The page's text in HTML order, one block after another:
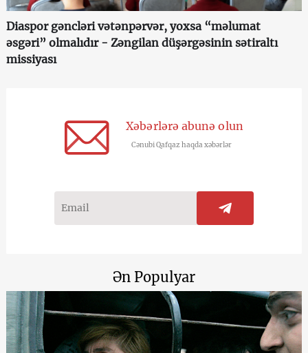
Diaspor gəncləri vətənpərvər, yoxsa “məlumat
əsgəri” olmalıdır - Zəngilan düşərgəsinin sətiraltı
missiyası
Xəbərlərə abunə olun
Cənubi Qafqaz haqda xəbərlər
Ən Populyar